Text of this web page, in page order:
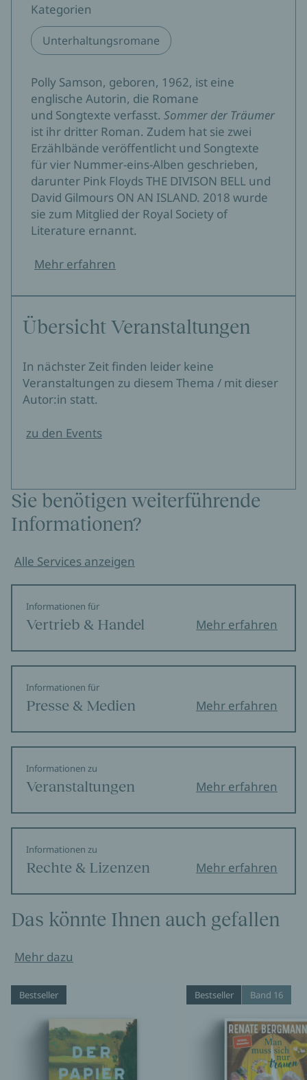
Peter Pollak, 10.03.2021
»Lesen weil (...) Polly Somson schon mit früheren
Büchern bewiesen hat, wie gut sie mit ihrem Schreibstil
»Dieser Roman kommt sommerlich leicht daher, er zieht
den Leser aber ab der ersten Seite mitten ins
Geschehen. Mir gefällt, dass Polly Samson trotz der
Leichtigkeit nicht darauf verzichtet, ernste Themen
anzusprechen, zum Beispiel die Rolle der Frauen in der
Künstlergemeinschaft, die meistens eher die
Versorgerinnen oder Musen der Künstler sind und sich
Für mich ist 'Sommer der Träume' ein wunderbarer
Roman über unterschiedliche Lebensentwürfe, Kunst,
Kreativität und den eigenen Platz in der Welt.«
Sabine Abel, 05.03.2021
»Danke für einen neuen Sehnsuchtsort, Polly Samson!«
Barbara
Jana Felgenhauer, 04.03.2021
»...ein betörender Roman über Betrug,
Kategorien
Unterhaltungsromane
Polly Samson, geboren, 1962, ist eine
englische Autorin, die Romane
und Songtexte verfasst. Sommer der Träumer
ist ihr dritter Roman. Zudem hat sie zwei
Erzählbände veröffentlicht und Songtexte
für vier Nummer-eins-Alben geschrieben,
darunter Pink Floyds THE DIVISON BELL und
David Gilmours ON AN ISLAND. 2018 wurde
sie zum Mitglied der Royal Society of
Literature ernannt.
Mehr erfahren
Übersicht Veranstaltungen
In nächster Zeit finden leider keine
Veranstaltungen zu diesem Thema / mit dieser
Autor:in statt.
zu den Events
Sie benötigen weiterführende
Informationen?
Alle Services anzeigen
Informationen für
Vertrieb & Handel Mehr erfahren
Informationen für
Presse & Medien Mehr erfahren
Informationen zu
Veranstaltungen Mehr erfahren
Informationen zu
Rechte & Lizenzen Mehr erfahren
Das könnte Ihnen auch gefallen
Mehr dazu
Bestseller Bestseller Band 16